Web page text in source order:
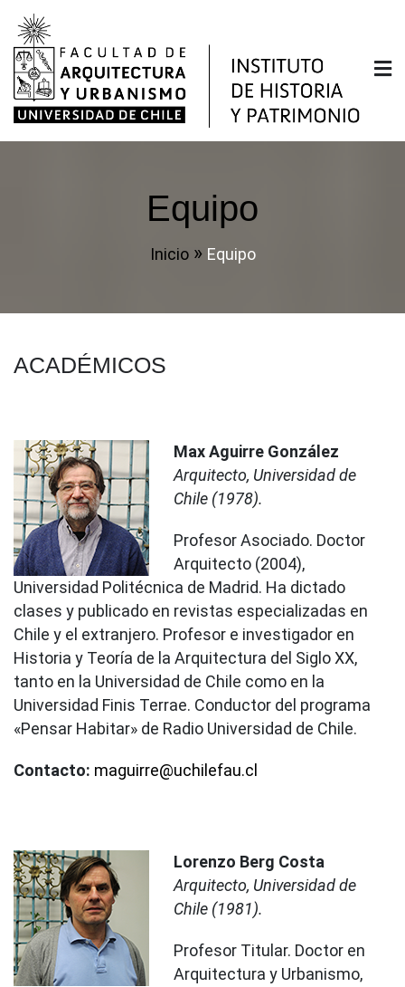
Saltar
contenido
Instituto de Historia y
Patrimonio
Facultad de Arquitectura y Urbanismo de la
Equipo
Inicio Equipo
ACADÉMICOS
Max Aguirre González
Arquitecto, Universidad de
Chile (1978).
Profesor Asociado. Doctor
Arquitecto (2004),
Universidad Politécnica de Madrid. Ha dictado
clases y publicado en revistas especializadas en
Chile y el extranjero. Profesor e investigador en
Historia y Teoría de la Arquitectura del Siglo XX,
tanto en la Universidad de Chile como en la
Universidad Finis Terrae. Conductor del programa
«Pensar Habitar» de Radio Universidad de Chile.
Contacto: maguirre@uchilefau.cl
Lorenzo Berg Costa
Arquitecto, Universidad de
Chile (1981).
Profesor Titular. Doctor en
Arquitectura y Urbanismo,